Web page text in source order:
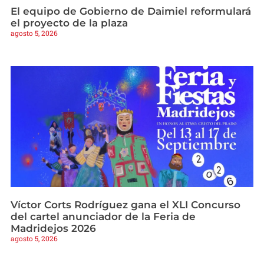
El equipo de Gobierno de Daimiel reformulará
el proyecto de la plaza
agosto 5, 2026
Víctor Corts Rodríguez gana el XLI Concurso
del cartel anunciador de la Feria de
Madridejos 2026
agosto 5, 2026